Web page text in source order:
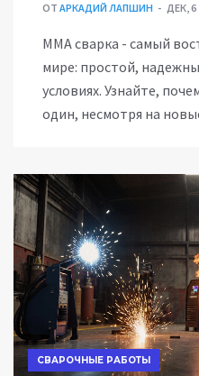
ОТ АРКАДИЙ ЛАПШИН ДЕК, 6
ММА сварка - самый
мире: простой,
условиях. Узнайте,
один, несмотря на
СВАРОЧНЫЕ РАБОТЫ